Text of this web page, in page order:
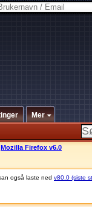
Mer
Mozilla Firefox v6.0
også laste ned v80.0 (siste